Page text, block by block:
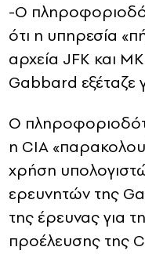
-Ο
ότι η υπηρεσία
αρχεία JFK και
Gabbard εξέταζε
Ο
η CIA
χρήση
ερευνητών της
της έρευνας για
προέλευσης της